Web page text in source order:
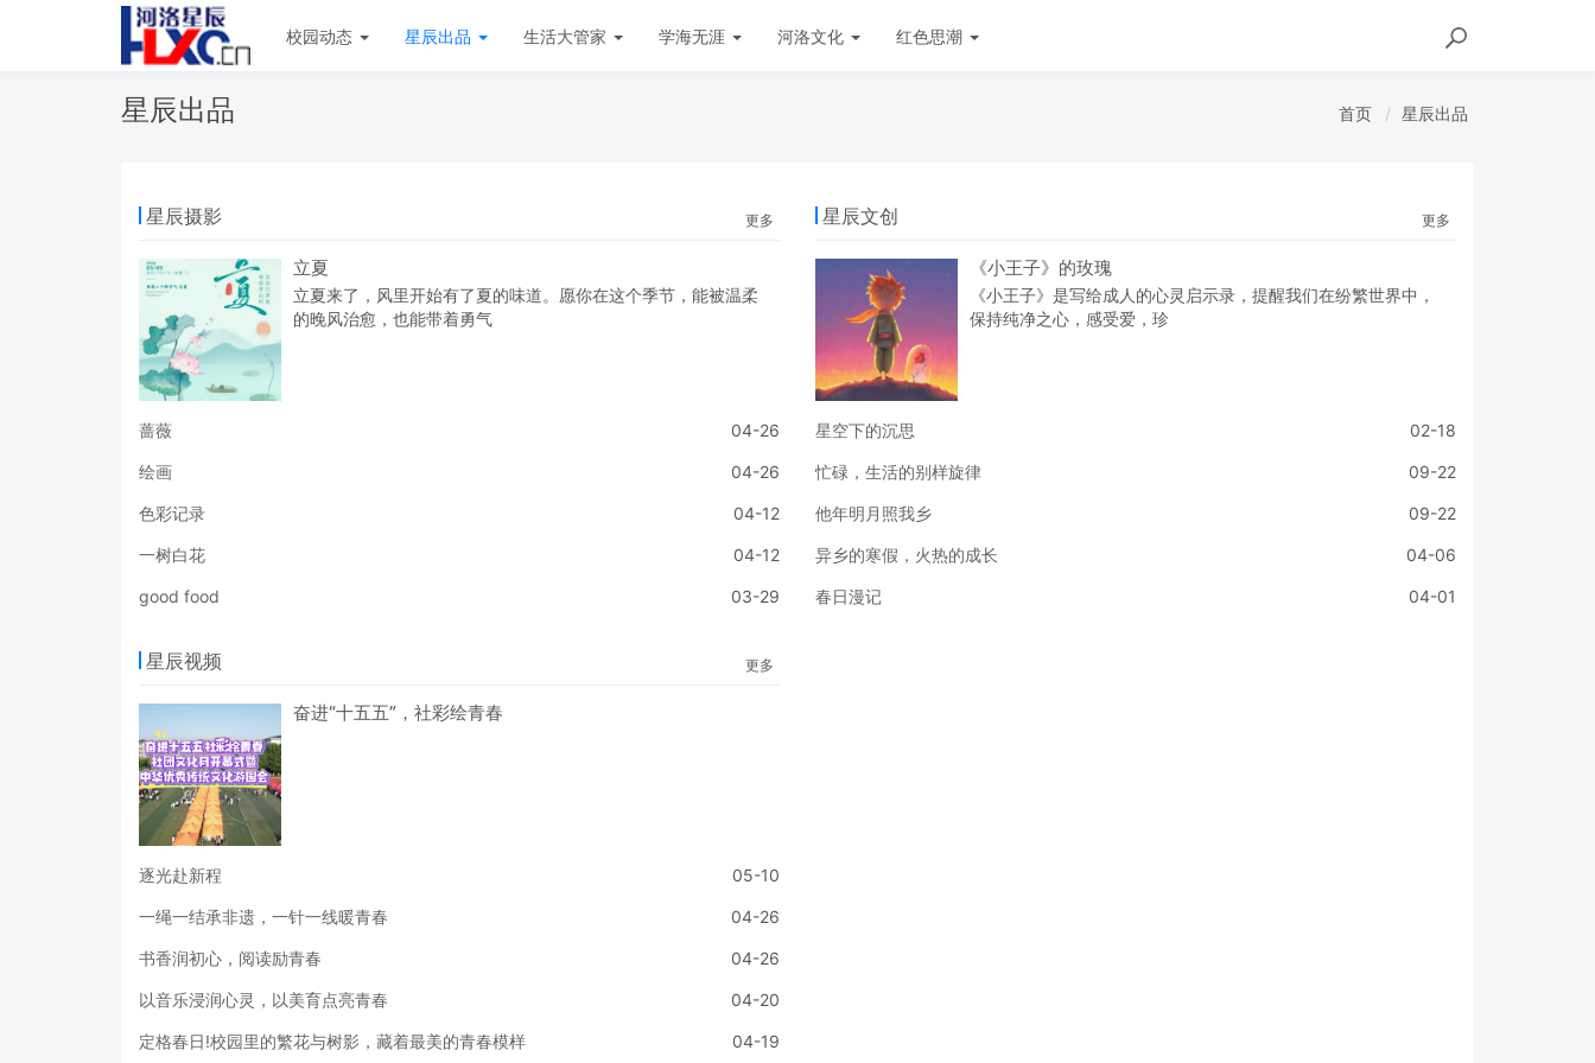
校园动态 星辰出品 生活大管家 学海无涯 河洛文化 红色思潮
星辰出品 首页 星辰出品
星辰摄影 更多
立夏
立夏来了，风里开始有了夏的味道。愿你在这个季节，能被温柔
的晚风治愈，也能带着勇气
蔷薇 04-26
绘画 04-26
色彩记录 04-12
一树白花 04-12
good food 03-29
星辰文创 更多
《小王子》的玫瑰
《小王子》是写给成人的心灵启示录，提醒我们在纷繁世界中，
保持纯净之心，感受爱，珍
星空下的沉思 02-18
忙碌，生活的别样旋律 09-22
他年明月照我乡 09-22
异乡的寒假，火热的成长 04-06
春日漫记 04-01
星辰视频 更多
奋进“十五五”，社彩绘青春
逐光赴新程 05-10
一绳一结承非遗，一针一线暖青春 04-26
书香润初心，阅读励青春 04-26
以音乐浸润心灵，以美育点亮青春 04-20
定格春日!校园里的繁花与树影，藏着最美的青春模样 04-19